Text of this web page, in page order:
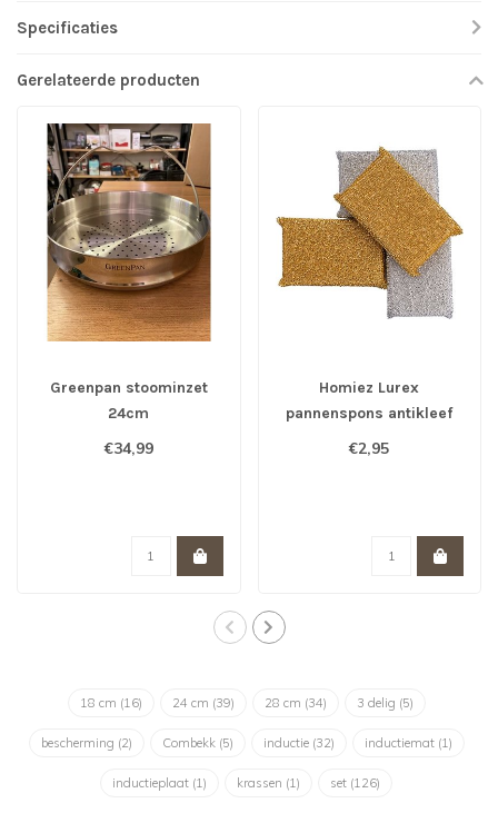
Specificaties
Gerelateerde producten
Greenpan stoominzet
24cm
€34,99
Homiez Lurex
pannenspons antikleef
goud en zilver
€2,95
18 cm (16) 24 cm (39) 28 cm (34) 3 delig (5)
bescherming (2) Combekk (5) inductie (32) inductiemat (1)
inductieplaat (1) krassen (1) set (126)